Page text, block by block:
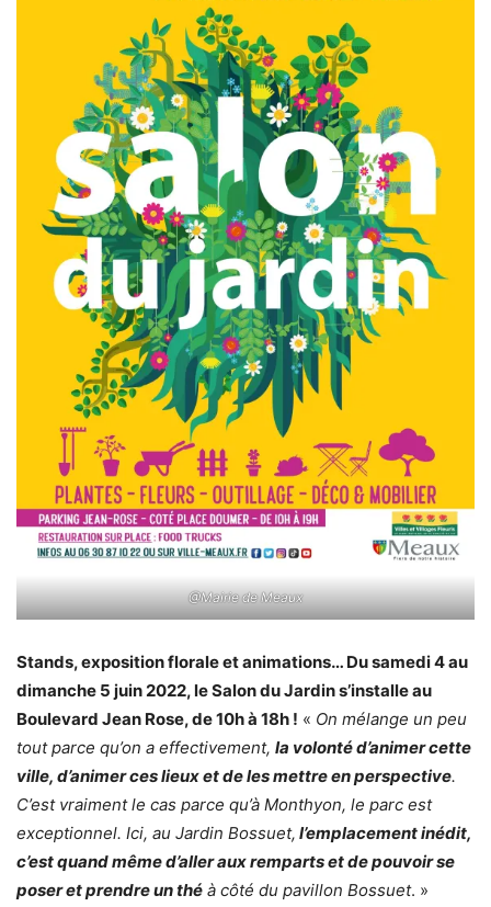
@Mairie de Meaux
Stands, exposition florale et animations… Du samedi 4 au
dimanche 5 juin 2022, le Salon du Jardin s’installe au
Boulevard Jean Rose, de 10h à 18h ! « On mélange un peu
tout parce qu’on a effectivement, la volonté d’animer cette
ville, d’animer ces lieux et de les mettre en perspective.
C’est vraiment le cas parce qu’à Monthyon, le parc est
exceptionnel. Ici, au Jardin Bossuet, l’emplacement inédit,
c’est quand même d’aller aux remparts et de pouvoir se
poser et prendre un thé à côté du pavillon Bossuet. »